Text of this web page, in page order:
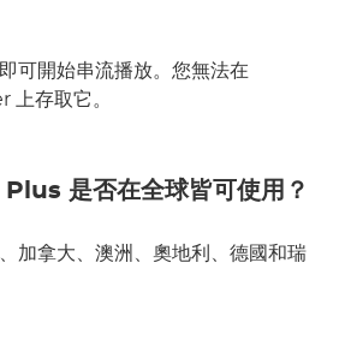
可開始串流播放。您無法在
存取它。
是否在全球皆可使用？
加拿大、澳洲、奧地利、德國和瑞